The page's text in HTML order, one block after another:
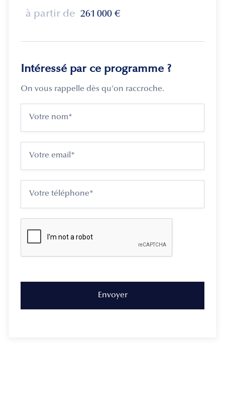
à partir de 261 000 €
Intéressé par ce programme ?
On vous rappelle dès qu'on raccroche.